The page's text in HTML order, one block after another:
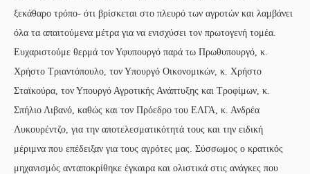
ξεκάθαρο τρόπο- ότι βρίσκεται στο πλευρό των αγροτών και λαμβάνει
όλα τα απαιτούμενα μέτρα για να ενισχύσει τον πρωτογενή τομέα.
Ευχαριστούμε θερμά τον Υφυπουργό παρά τω Πρωθυπουργό, κ.
Χρήστο Τριαντόπουλο, τον Υπουργό Οικονομικών, κ. Χρήστο
Σταϊκούρα, τον Υπουργό Αγροτικής Ανάπτυξης και Τροφίμων, κ.
Σπήλιο Λιβανό, καθώς και τον Πρόεδρο του ΕΛΓΑ, κ. Ανδρέα
Λυκουρέντζο, για την αποτελεσματικότητά τους και την ειδική
μέριμνα που επέδειξαν για τους αγρότες μας. Σύσσωμος ο κρατικός
μηχανισμός ανταποκρίθηκε έγκαιρα και ολιστικά στις ανάγκες που